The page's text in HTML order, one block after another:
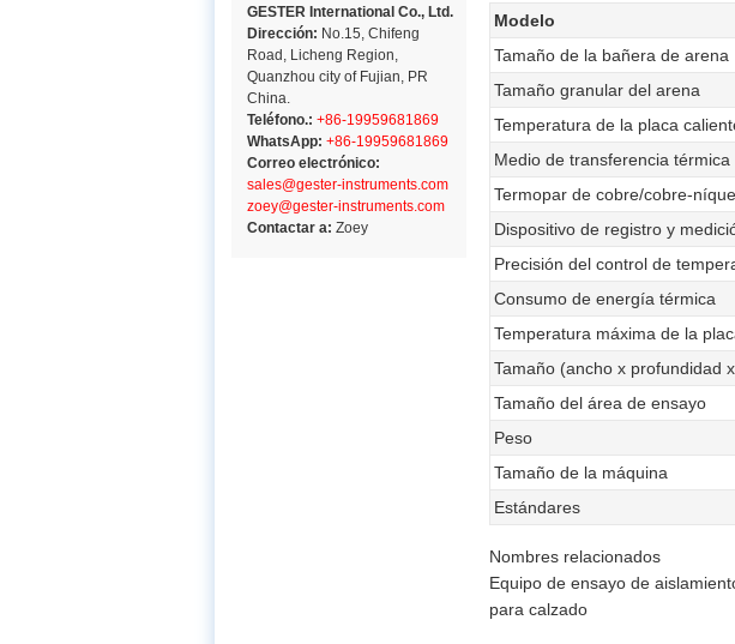
GESTER International Co., Ltd.
Dirección: No.15, Chifeng
Road, Licheng Region,
Quanzhou city of Fujian, PR
China.
Teléfono.: +86-19959681869
WhatsApp: +86-19959681869
Correo electrónico:
sales@gester-instruments.com
zoey@gester-instruments.com
Contactar a: Zoey
Modelo
Tamaño de la bañera de arena
Tamaño granular del arena
Temperatura de la placa
Medio de transferencia térmica
Termopar de cobre/cobre-
Dispositivo de registro y
Precisión del control de
Consumo de energía térmica
Temperatura máxima de la
Tamaño (ancho x profundidad
Tamaño del área de ensayo
Peso
Tamaño de la máquina
Estándares
Nombres relacionados
Equipo de ensayo de
para calzado